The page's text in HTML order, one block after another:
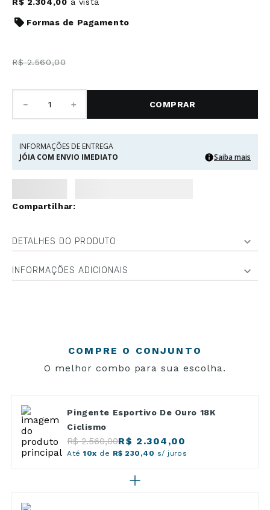
Formas de Pagamento
R$ 2.560,00
＋
－ COMPRAR
INFORMAÇÕES DE ENTREGA
JÓIA COM ENVIO IMEDIATO
Saiba mais
DETALHES DO PRODUTO
INFORMAÇÕES ADICIONAIS
COMPRE O CONJUNTO
O melhor combo para sua escolha.
Pingente Esportivo De Ouro 18K
Ciclismo
R$ 2.560,00R$ 2.304,00
Até10x de R$ 230,40 s/ juros